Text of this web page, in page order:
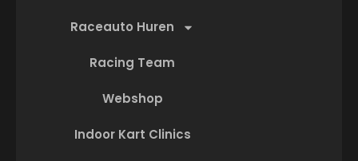
Raceauto Huren
Racing Team
Webshop
Indoor Kart Clinics